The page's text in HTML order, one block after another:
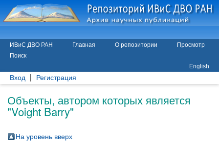
ИВиС ДВО РАН Главная О репозитории
Просмотр
Поиск
English
Вход Регистрация
Объекты, автором которых является
"Voight Barry"
На уровень вверх